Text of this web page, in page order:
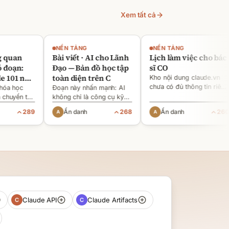
Xem tất cả
này
học
từ
“cơ
việc
[3]
289
NỀN TẢNG
Bài viết · AI cho Lãnh
Đạo — Bản đồ học tập
toàn diện trên C
Đoạn này nhấn mạnh: AI
không chỉ là công cụ kỹ
thuật, mà là quyết định
chiến lược của lãnh đạo.
Nếu người đứng đầu chưa
Ẩn danh 268
NỀN TẢNG
Lịch làm việc cho bác
sĩ CO
Kho nội dung claude.vn
chưa có đủ thông tin riêng
sĩ. Tuy vậy, bạn có thể áp
dụng cách Claude sắp
xếp ưu tiên công việc,
Ẩn danh 260
C Claude API C Claude Artifacts